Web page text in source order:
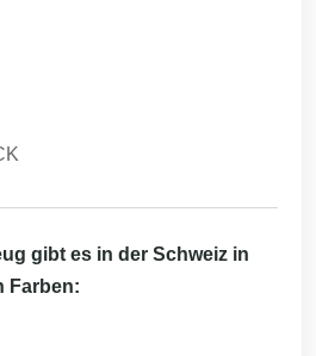
gibt es in der Schweiz in
Farben: